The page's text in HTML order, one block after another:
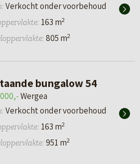
Verkocht onder voorbehoud
163 m2
805 m2
bungalow 54
Wergea
Verkocht onder voorbehoud
163 m2
951 m2